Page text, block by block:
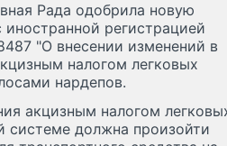
Рада одобрила новую
регистрацией
"О внесении изменений в
налогом легковых
нардепов.
акцизным налогом
системе должна произойти